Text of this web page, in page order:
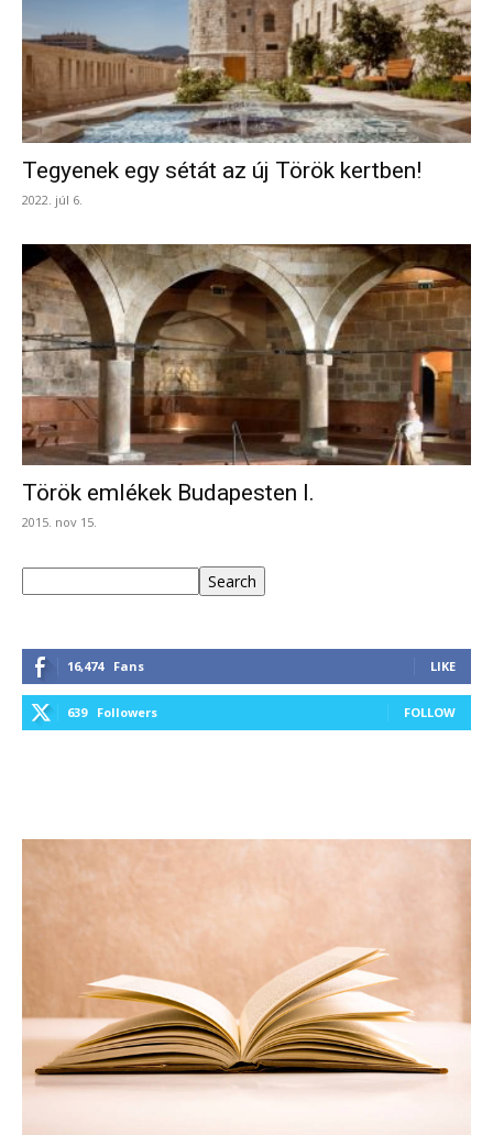
Tegyenek egy sétát az új Török kertben!
2022. júl 6.
Török emlékek Budapesten I.
2015. nov 15.
Search
16,474 Fans LIKE
639 Followers FOLLOW